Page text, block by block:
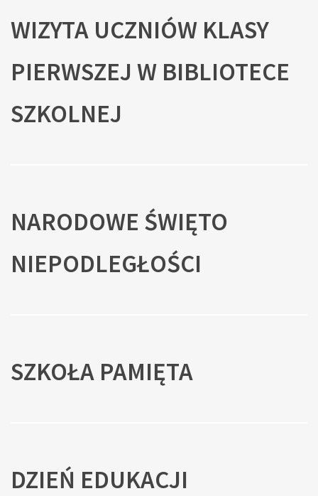
WIZYTA UCZNIÓW KLASY
PIERWSZEJ W BIBLIOTECE
SZKOLNEJ
NARODOWE ŚWIĘTO
NIEPODLEGŁOŚCI
SZKOŁA PAMIĘTA
DZIEŃ EDUKACJI